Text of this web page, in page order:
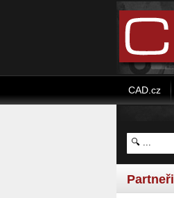
CAD.cz
Partneři